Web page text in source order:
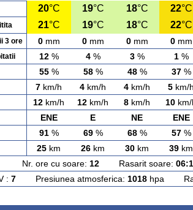
20°C 19°C 18°C 22°C
21°C 19°C 18°C 22°C
3 ore 0mm 0mm 0mm 0mm
12% 4% 3% 1%
55% 58% 48% 37%
7 km/h 4 km/h 4 km/h 5 km/h
12 km/h 12 km/h 8 km/h 10 km/
ENE E NE ENE
91% 69% 68% 57%
25 km 26 km 30 km 39 km
Nr. ore cu soare: 12 Rasarit soare:
: 7 Presiunea atmosferica: 1018 hpa